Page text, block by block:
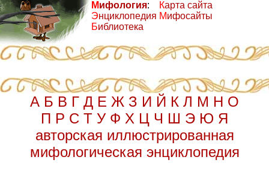
Мифология:
Энциклопедия
Библиотека
Карта сайта
Мифосайты
А Б В Г Д Е Ж З И Й К Л М Н О
П Р С Т У Ф Х Ц Ч Ш Э Ю Я
авторская иллюстрированная
мифологическая энциклопедия